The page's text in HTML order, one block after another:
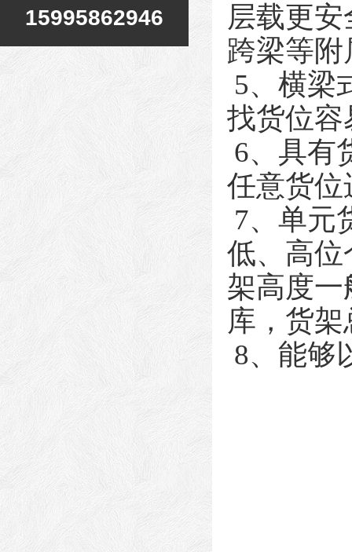
15995862946
层载更
跨梁等
5、横梁
找货位容
6、具有
任意货位
7、单元
低、高位
架高度一
库，货
8、能够